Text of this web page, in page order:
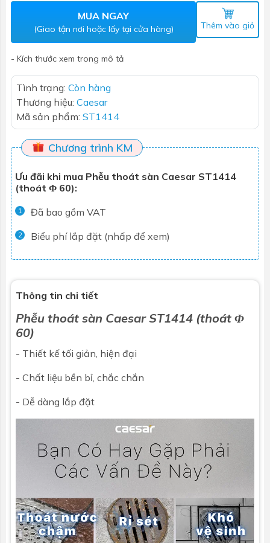
MUA NGAY
(Giao tận nơi hoặc lấy tại cửa hàng) Thêm vào giỏ
- Kích thước xem trong mô tả
Tình trạng: Còn hàng
Thương hiệu: Caesar
Mã sản phẩm: ST1414
Chương trình KM
Ưu đãi khi mua Phễu thoát sàn Caesar ST1414
(thoát Φ 60):
1 Đã bao gồm VAT
2 Biểu phí lắp đặt (nhấp để xem)
Thông tin chi tiết
Phễu thoát sàn CaesarST1414 (thoát Φ
60)
- Thiết kế tối giản, hiện đại
- Chất liệu bền bỉ, chắc chắn
- Dễ dàng lắp đặt